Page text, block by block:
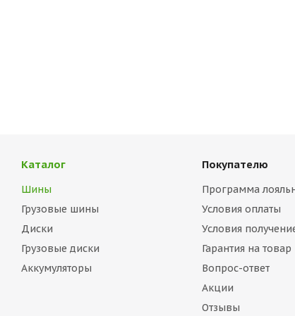
Каталог
Шины
Грузовые шины
Диски
Грузовые диски
Аккумуляторы
Покупателю
Программа
Условия оплаты
Условия
Гарантия на товар
Вопрос-ответ
Акции
Отзывы